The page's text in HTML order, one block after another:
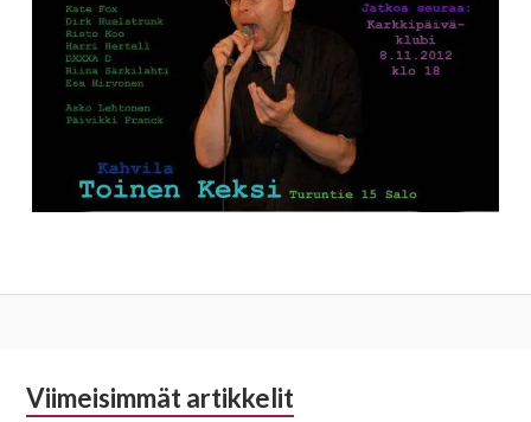
Alapalkin
Viimeisimmät artikkelit